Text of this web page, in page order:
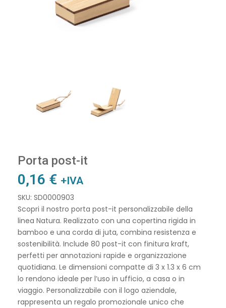
Porta post-it
0,16 € +IVA
SKU: SD0000903
Scopri il nostro porta post-it personalizzabile della
linea Natura. Realizzato con una copertina rigida in
bamboo e una corda di juta, combina resistenza e
sostenibilità. Include 80 post-it con finitura kraft,
perfetti per annotazioni rapide e organizzazione
quotidiana. Le dimensioni compatte di 3 x 1.3 x 6 cm
lo rendono ideale per l’uso in ufficio, a casa o in
viaggio. Personalizzabile con il logo aziendale,
rappresenta un regalo promozionale unico che